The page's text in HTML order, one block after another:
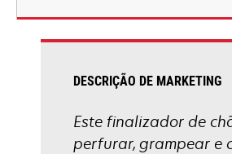
DESCRIÇÃO DE MARKETING
Este finalizador de
perfurar, grampear e